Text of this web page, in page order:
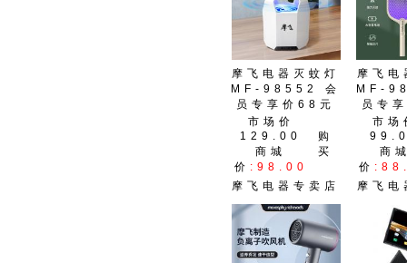
摩飞电器灭蚊灯
MF-98552 会
员专享价68元
市场价
129.00
购
买
商城
价 :98.00
摩飞电器专卖店
摩飞电
MF-
员专
市场
商
价
摩飞电